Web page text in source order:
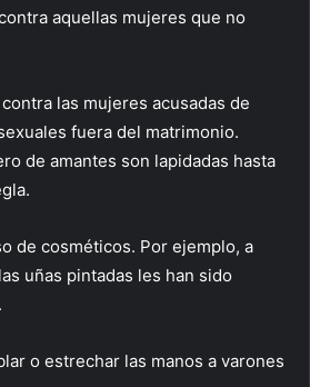
aquellas mujeres que no
las mujeres acusadas de
fuera del matrimonio.
de amantes son lapidadas hasta
de cosméticos. Por ejemplo, a
uñas pintadas les han sido
o estrechar las manos a varones